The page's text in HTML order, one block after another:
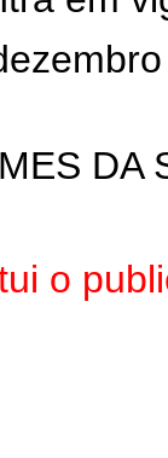
DA
o